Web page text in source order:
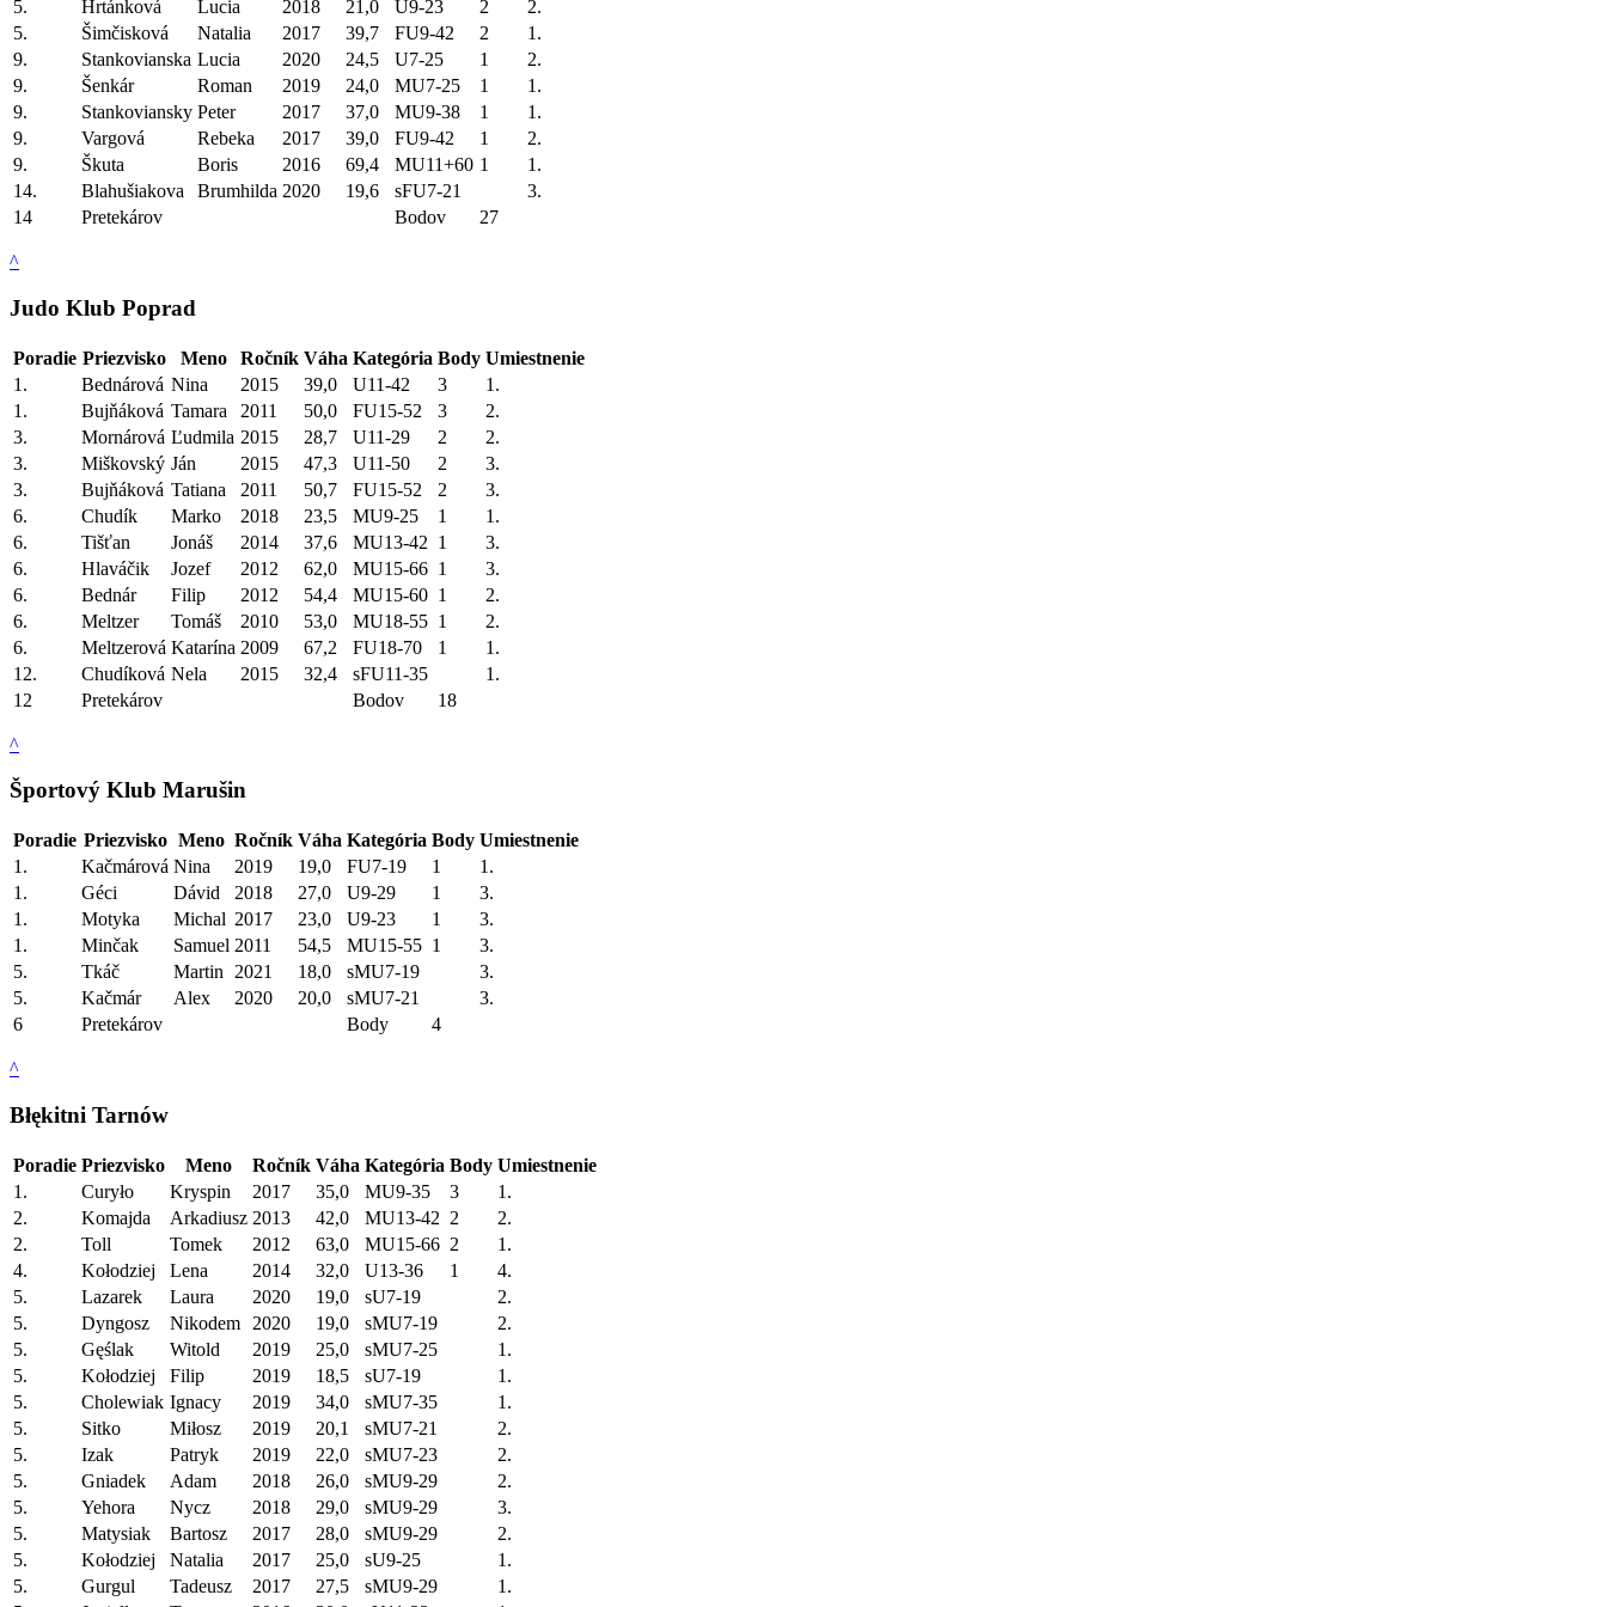
5.
Hrtánková Lucia 2018 21,0 U9-23 2
2.
5.
Šimčisková Natalia 2017 39,7 FU9-42 2
1.
9.
Stankovianska Lucia 2020 24,5 U7-25 1
2.
9.
Šenkár Roman 2019 24,0 MU7-25 1
1.
9.
Stankoviansky Peter 2017 37,0 MU9-38 1
1.
9.
Vargová Rebeka 2017 39,0 FU9-42 1
2.
9.
Škuta Boris 2016 69,4 MU11+60 1
1.
14.
Blahušiakova Brumhilda 2020 19,6 sFU7-21
3.
14
Pretekárov Bodov 27
^
Judo Klub Poprad
Poradie Priezvisko Meno Ročník Váha Kategória Body Umiestnenie
1.
Bednárová Nina 2015 39,0 U11-42 3
1.
1.
Bujňáková Tamara 2011 50,0 FU15-52 3
2.
3.
Mornárová Ľudmila 2015 28,7 U11-29 2
2.
3.
Miškovský Ján 2015 47,3 U11-50 2
3.
3.
Bujňáková Tatiana 2011 50,7 FU15-52 2
3.
6.
Chudík Marko 2018 23,5 MU9-25 1
1.
6.
Tišťan Jonáš 2014 37,6 MU13-42 1
3.
6.
Hlaváčik Jozef 2012 62,0 MU15-66 1
3.
6.
Bednár Filip 2012 54,4 MU15-60 1
2.
6.
Meltzer Tomáš 2010 53,0 MU18-55 1
2.
6.
Meltzerová Katarína 2009 67,2 FU18-70 1
1.
12.
Chudíková Nela 2015 32,4 sFU11-35
1.
12
Pretekárov Bodov 18
^
Športový Klub Marušin
Poradie Priezvisko Meno Ročník Váha Kategória Body Umiestnenie
1.
Kačmárová Nina 2019 19,0 FU7-19 1
1.
1.
Géci Dávid 2018 27,0 U9-29 1
3.
1.
Motyka Michal 2017 23,0 U9-23 1
3.
1.
Minčak Samuel 2011 54,5 MU15-55 1
3.
5.
Tkáč Martin 2021 18,0 sMU7-19
3.
5.
Kačmár Alex 2020 20,0 sMU7-21
3.
6
Pretekárov Body 4
^
Błękitni Tarnów
Poradie Priezvisko Meno Ročník Váha Kategória Body Umiestnenie
1.
Curyło Kryspin 2017 35,0 MU9-35 3
1.
2.
Komajda Arkadiusz 2013 42,0 MU13-42 2
2.
2.
Toll Tomek 2012 63,0 MU15-66 2
1.
4.
Kołodziej Lena 2014 32,0 U13-36 1
4.
5.
Lazarek Laura 2020 19,0 sU7-19
2.
5.
Dyngosz Nikodem 2020 19,0 sMU7-19
2.
5.
Gęślak Witold 2019 25,0 sMU7-25
1.
5.
Kołodziej Filip 2019 18,5 sU7-19
1.
5.
Cholewiak Ignacy 2019 34,0 sMU7-35
1.
5.
Sitko Miłosz 2019 20,1 sMU7-21
2.
5.
Izak Patryk 2019 22,0 sMU7-23
2.
5.
Gniadek Adam 2018 26,0 sMU9-29
2.
5.
Yehora Nycz 2018 29,0 sMU9-29
3.
5.
Matysiak Bartosz 2017 28,0 sMU9-29
2.
5.
Kołodziej Natalia 2017 25,0 sU9-25
1.
5.
Gurgul Tadeusz 2017 27,5 sMU9-29
1.